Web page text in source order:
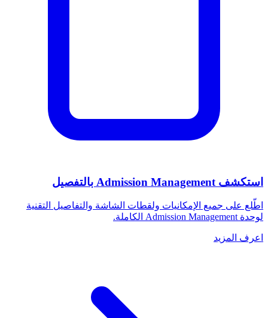
استكشف Admission Management بالتفصيل
اطّلع على جميع الإمكانيات ولقطات الشاشة والتفاصيل التقنية
لوحدة Admission Management الكاملة.
اعرف المزيد